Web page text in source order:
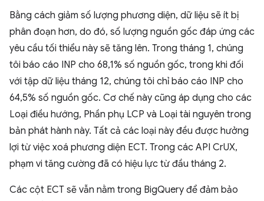
Bằng cách giảm số lượng phương diện, dữ liệu sẽ ít bị
phân đoạn hơn, do đó, số lượng nguồn gốc đáp ứng các
yêu cầu tối thiểu này sẽ tăng lên. Trong tháng 1, chúng
tôi báo cáo INP cho 68,1% số nguồn gốc, trong khi đối
với tập dữ liệu tháng 12, chúng tôi chỉ báo cáo INP cho
64,5% số nguồn gốc. Cơ chế này cũng áp dụng cho các
Loại điều hướng, Phần phụ LCP và Loại tài nguyên trong
bản phát hành này. Tất cả các loại này đều được hưởng
lợi từ việc xoá phương diện ECT. Trong các API CrUX,
phạm vi tăng cường đã có hiệu lực từ đầu tháng 2.
Các cột ECT sẽ vẫn nằm trong BigQuery để đảm bảo